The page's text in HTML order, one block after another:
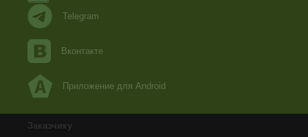
Telegram
Вконтакте
Приложение для Android
Заказчику